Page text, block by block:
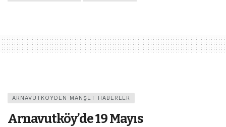
ARNAVUTKÖYDEN MANŞET HABERLER
Arnavutköy’de 19 Mayıs